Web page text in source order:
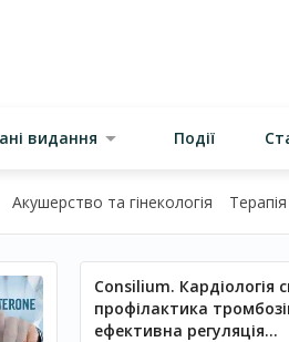
видання Події
Акушерство та гінекологія
Consilium. Кардіологія
профілактика
ефективна регуляція